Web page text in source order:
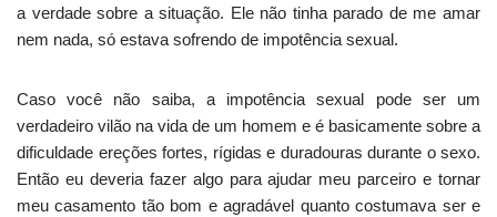
a verdade sobre a situação. Ele não tinha parado de me amar
nem nada, só estava sofrendo de impotência sexual.
Caso você não saiba, a impotência sexual pode ser um
verdadeiro vilão na vida de um homem e é basicamente sobre a
dificuldade ereções fortes, rígidas e duradouras durante o sexo.
Então eu deveria fazer algo para ajudar meu parceiro e tornar
meu casamento tão bom e agradável quanto costumava ser e